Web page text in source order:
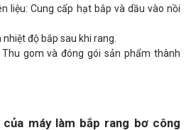
liệu: Cung cấp hạt bắp và dầu vào nồi
độ bắp sau khi rang.
Thu gom và đóng gói sản phẩm thành
máy làm bắp rang bơ công